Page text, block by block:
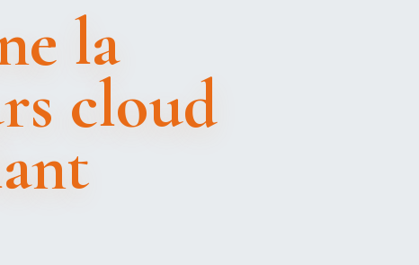
la
cloud